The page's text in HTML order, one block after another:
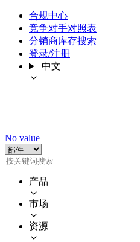
合规中心
竞争对手对照表
分销商库存搜索
登录/注册
中文
No value
产品
市场
资源